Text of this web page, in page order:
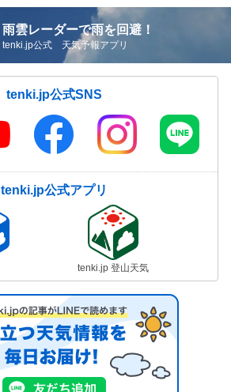
雨雲レーダーで雨を回避！
tenki.jp公式 天気予報アプリ
tenki.jp公式SNS
tenki.jp公式アプリ
tenki.jp 登山天気